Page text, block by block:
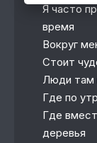
Я часто
время
Вокруг
Стоит
Люди там
Где по
Где
деревья